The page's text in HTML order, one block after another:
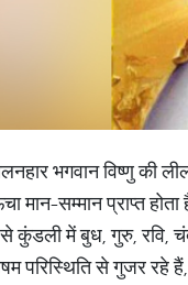
भगवान विष्णु की
मान-सम्मान प्राप्त
कुंडली में बुध, गुरु, रवि,
परिस्थिति से गुजर रहे